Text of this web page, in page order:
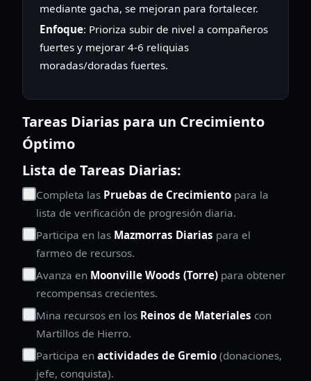
mediante gacha, se mejoran para fortalecer.
Enfoque: Prioriza subir de nivel a compañeros
fuertes y mejorar 4-6 reliquias
moradas/doradas fuertes.
Tareas Diarias para un Crecimiento
Óptimo
Lista de Tareas Diarias:
Completa las Pruebas de Crecimiento para la
lista de verificación de progresión diaria.
Participa en las Mazmorras Diarias para el
farmeo de recursos.
Avanza en Moonville Woods (Torre) para obtener
recompensas crecientes.
Mina recursos en los Reinos de Materiales con
Martillos de Hierro.
Participa en actividades de Gremio (donaciones,
jefe, conquista).